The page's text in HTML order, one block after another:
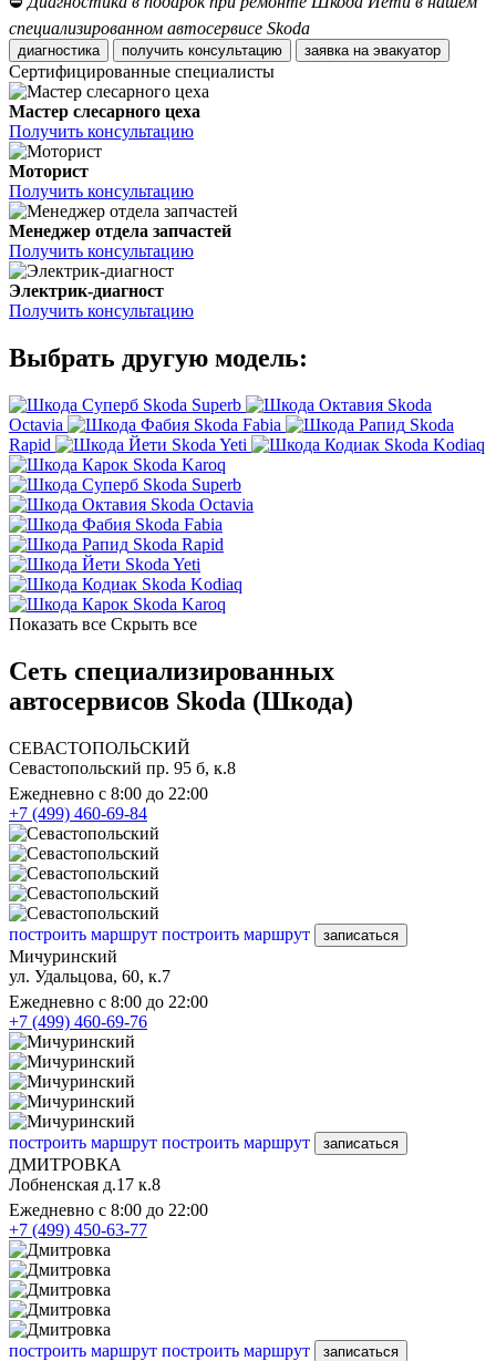
специализированном автосервисе Skoda
диагностика получить консультацию заявка на эвакуатор
Сертифицированные специалисты
Мастер слесарного цеха
Получить консультацию
Моторист
Получить консультацию
Менеджер отдела запчастей
Получить консультацию
Электрик-диагност
Получить консультацию
Выбрать другую модель:
Skoda Superb
Skoda
Octavia
Skoda Fabia
Skoda
Rapid
Skoda Yeti
Skoda Kodiaq
Skoda Karoq
Skoda Superb
Skoda Octavia
Skoda Fabia
Skoda Rapid
Skoda Yeti
Skoda Kodiaq
Skoda Karoq
Показать все Скрыть все
Сеть специализированных
автосервисов Skoda (Шкода)
СЕВАСТОПОЛЬСКИЙ
Севастопольский пр. 95 б, к.8
Ежедневно с 8:00 до 22:00
+7 (499) 460-69-84
построить маршрут построить маршрут записаться
Мичуринский
ул. Удальцова, 60, к.7
Ежедневно с 8:00 до 22:00
+7 (499) 460-69-76
построить маршрут построить маршрут записаться
ДМИТРОВКА
Лобненская д.17 к.8
Ежедневно с 8:00 до 22:00
+7 (499) 450-63-77
построить маршрут построить маршрут записаться